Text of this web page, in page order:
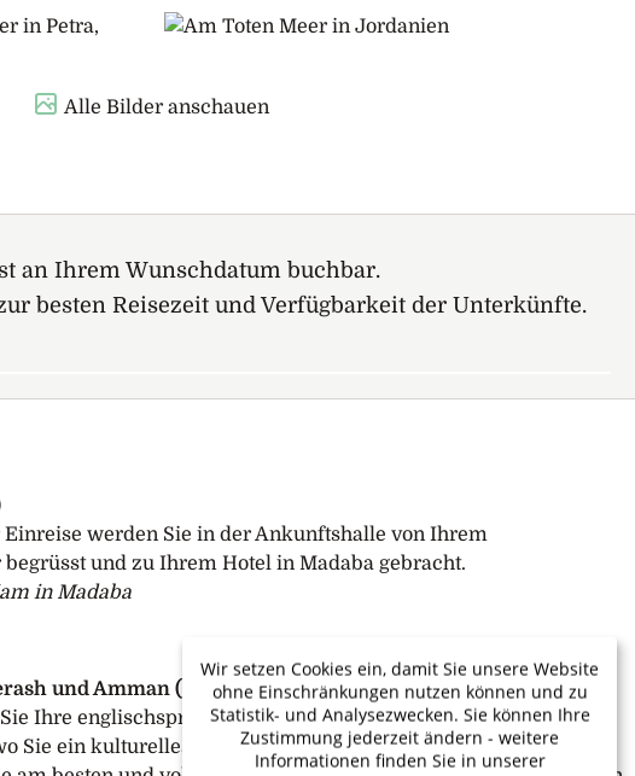
Alle Bilder anschauen
an Ihrem Wunschdatum buchbar.
besten Reisezeit und Verfügbarkeit der Unterkünfte.
werden Sie in der Ankunftshalle von Ihrem
und zu Ihrem Hotel in Madaba gebracht.
in Madaba
und Amman (F/M/A)
Ihre englischsprechende Reiseleitung kennen und fahren
Sie ein kulturelles Highlight von Jordanien – die römische Stadt
Wir setzen Cookies ein, damit Sie unsere Website
ohne Einschränkungen nutzen können und zu
Statistik- und Analysezwecken. Sie können Ihre
Zustimmung jederzeit ändern - weitere
Informationen finden Sie in unserer